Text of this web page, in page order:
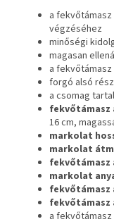
a
végzéséhez
minőségi
magasan
a
forgó alsó rész
a csomag
fekvőtámasz
16 cm,
markolat
markolat
fekvőtámasz
markolat
fekvőtámasz
fekvőtámasz
a